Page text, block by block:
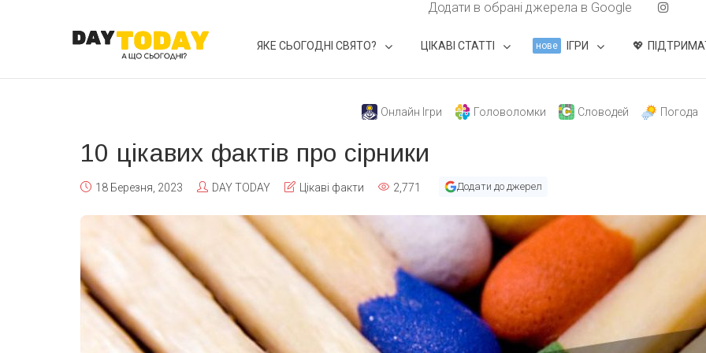
Додати в обрані джерела в Google
ЯКЕ СЬОГОДНІ СВЯТО? ЦІКАВІ СТАТТІ нове ІГРИ
Онлайн Ігри Головоломки Словодей Погода
10 цікавих фактів про сірники
18 Березня, 2023 DAY TODAY Цікаві факти 2,771 Додати до джерел